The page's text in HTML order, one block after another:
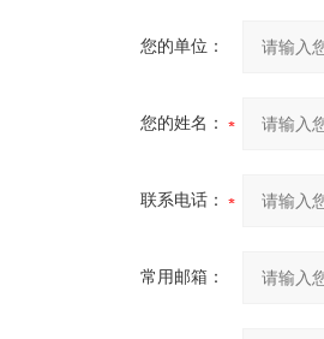
您的单位：
您的姓名：
联系电话：
常用邮箱：